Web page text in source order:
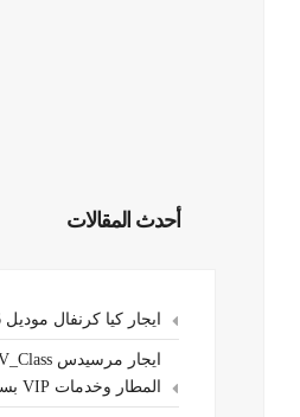
أحدث المقالات
ايجار كيا كرنفال موديل 2026
المطار وخدمات VIP بسائق